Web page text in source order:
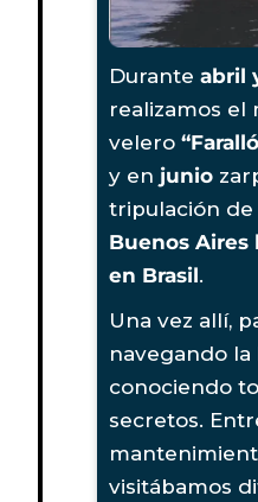
Durante abril
realizamos
velero
y en junio
tripulación de
Buenos Aires
en Brasil.
Una vez allí,
navegando la
conociendo
secretos.
visitábamos